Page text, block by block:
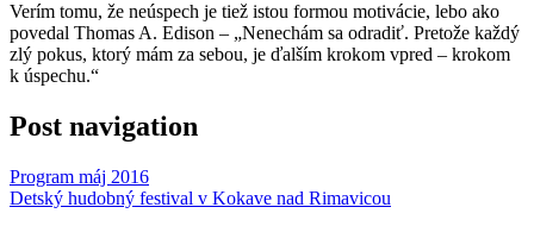
Verím tomu, že neúspech je tiež istou formou motivácie, lebo ako
povedal Thomas A. Edison – „Nenechám sa odradiť. Pretože každý
zlý pokus, ktorý mám za sebou, je ďalším krokom vpred – krokom
k úspechu.“
Post navigation
Program máj 2016
Detský hudobný festival v Kokave nad Rimavicou